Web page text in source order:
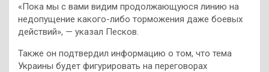
«Пока мы с вами видим продолжающуюся линию на
недопущение какого-либо торможения даже боевых
действий», — указал Песков.
Также он подтвердил информацию о том, что тема
Украины будет фигурировать на переговорах